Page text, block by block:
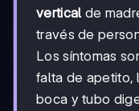
vertical de
través de
Los síntomas
falta de apetito,
boca y tubo